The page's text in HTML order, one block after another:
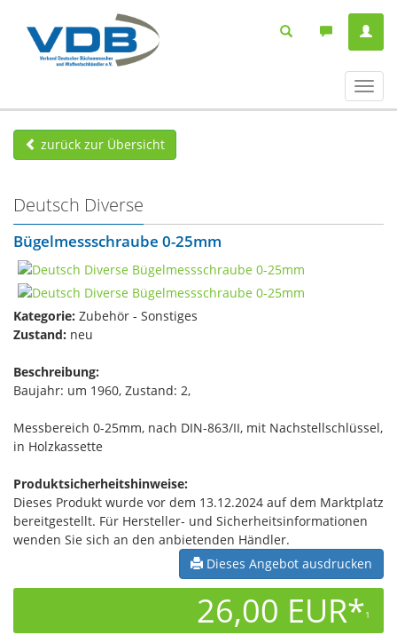
ein-/
zurück zur Übersicht
Deutsch Diverse
Bügelmessschraube 0-25mm
Kategorie: Zubehör - Sonstiges
Zustand: neu
Beschreibung:
Baujahr: um 1960, Zustand: 2,
Messbereich 0-25mm, nach DIN-863/II, mit Nachstellschlüssel,
in Holzkassette
Produktsicherheitshinweise:
Dieses Produkt wurde vor dem 13.12.2024 auf dem Marktplatz
bereitgestellt. Für Hersteller- und Sicherheitsinformationen
wenden Sie sich an den anbietenden Händler.
Dieses Angebot ausdrucken
26,00 EUR*1